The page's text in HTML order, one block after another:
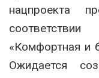
нацпроекта
«Комфортная и
Ожидается